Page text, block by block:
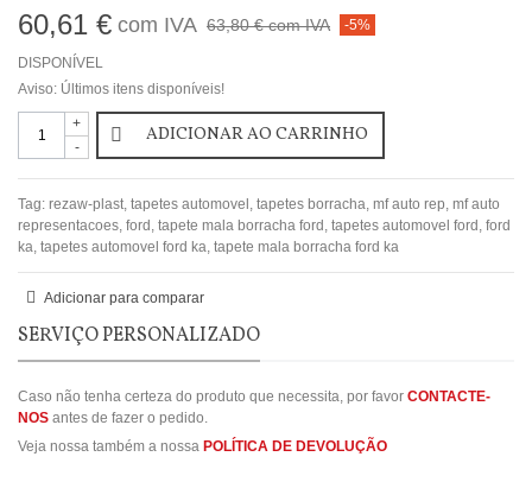
60,61 € com IVA 63,80 €com IVA -5%
DISPONÍVEL
Aviso: Últimos itens disponíveis!
-
+ ADICIONAR AO CARRINHO
Tag: rezaw-plast, tapetes automovel , tapetes borracha, mf auto rep, mf auto
representacoes, ford , tapete mala borracha ford , tapetes automovel ford , ford
ka, tapetes automovel ford ka, tapete mala borracha ford ka
Adicionar para comparar
SERVIÇO PERSONALIZADO
Caso não tenha certeza do produto que necessita, por favor CONTACTE-
NOS antes de fazer o pedido.
Veja nossa também a nossa POLÍTICA DE DEVOLUÇÃO